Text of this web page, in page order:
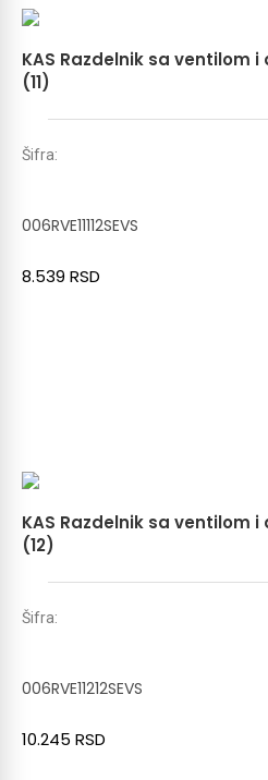
KAS Razdelnik sa ventilom
(11)
Šifra:
006RVE11112SEVS
8.539 RSD
KAS Razdelnik sa ventilom
(12)
Šifra:
006RVE11212SEVS
10.245 RSD